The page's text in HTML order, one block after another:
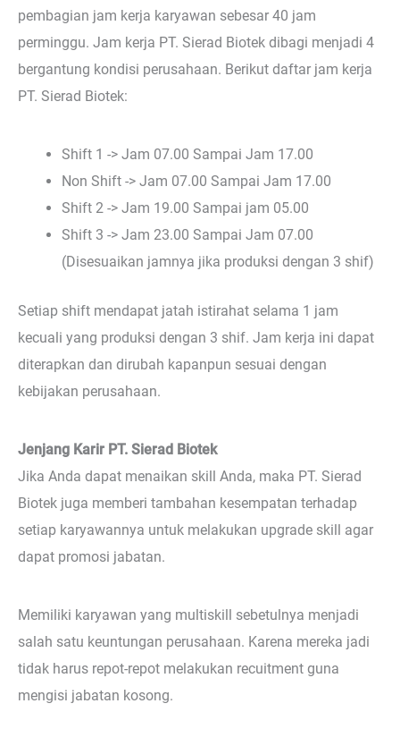
pembagian jam kerja karyawan sebesar 40 jam
perminggu. Jam kerja PT. Sierad Biotek dibagi menjadi 4
bergantung kondisi perusahaan. Berikut daftar jam kerja
PT. Sierad Biotek:
Shift 1 -> Jam 07.00 Sampai Jam 17.00
Non Shift -> Jam 07.00 Sampai Jam 17.00
Shift 2 -> Jam 19.00 Sampai jam 05.00
Shift 3 -> Jam 23.00 Sampai Jam 07.00
(Disesuaikan jamnya jika produksi dengan 3 shif)
Setiap shift mendapat jatah istirahat selama 1 jam
kecuali yang produksi dengan 3 shif. Jam kerja ini dapat
diterapkan dan dirubah kapanpun sesuai dengan
kebijakan perusahaan.
Jenjang Karir PT. Sierad Biotek
Jika Anda dapat menaikan skill Anda, maka PT. Sierad
Biotek juga memberi tambahan kesempatan terhadap
setiap karyawannya untuk melakukan upgrade skill agar
dapat promosi jabatan.
Memiliki karyawan yang multiskill sebetulnya menjadi
salah satu keuntungan perusahaan. Karena mereka jadi
tidak harus repot-repot melakukan recuitment guna
mengisi jabatan kosong.